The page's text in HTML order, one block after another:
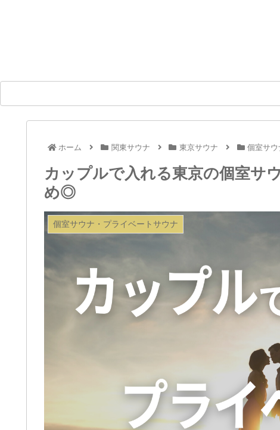
ホーム 関東サウナ 東京サウナ 個室サ
カップルで入れる東京の個室サ
め◎
個室サウナ・プライベートサウナ